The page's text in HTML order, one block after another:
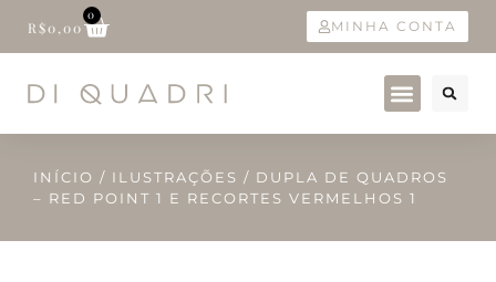
R$0,00
0
MINHA CONTA
INÍCIO / ILUSTRAÇÕES / DUPLA DE QUADROS
– RED POINT 1 E RECORTES VERMELHOS 1